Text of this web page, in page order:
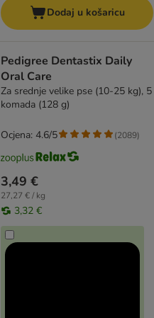
Dodaj u košaricu
Pedigree Dentastix Daily
Oral Care
Za srednje velike pse (10-25 kg), 5
komada (128 g)
3,49 €
27,27 € / kg
3,32 €
Ocjena: 4.6/5 (2089)